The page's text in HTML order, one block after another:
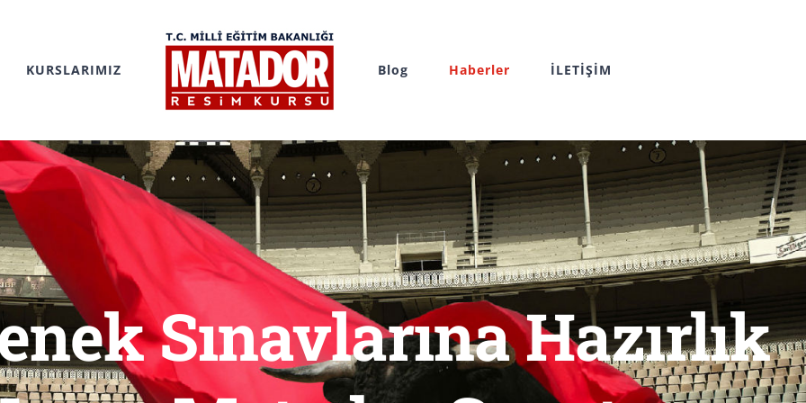
KURSLARIMIZ Blog Haberler İLETİŞİM
Sınavlarına Hazırlık